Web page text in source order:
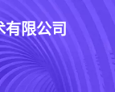
限公司